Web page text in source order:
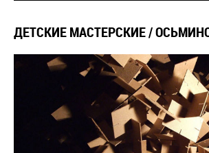
ДЕТСКИЕ МАСТЕРСКИЕ /